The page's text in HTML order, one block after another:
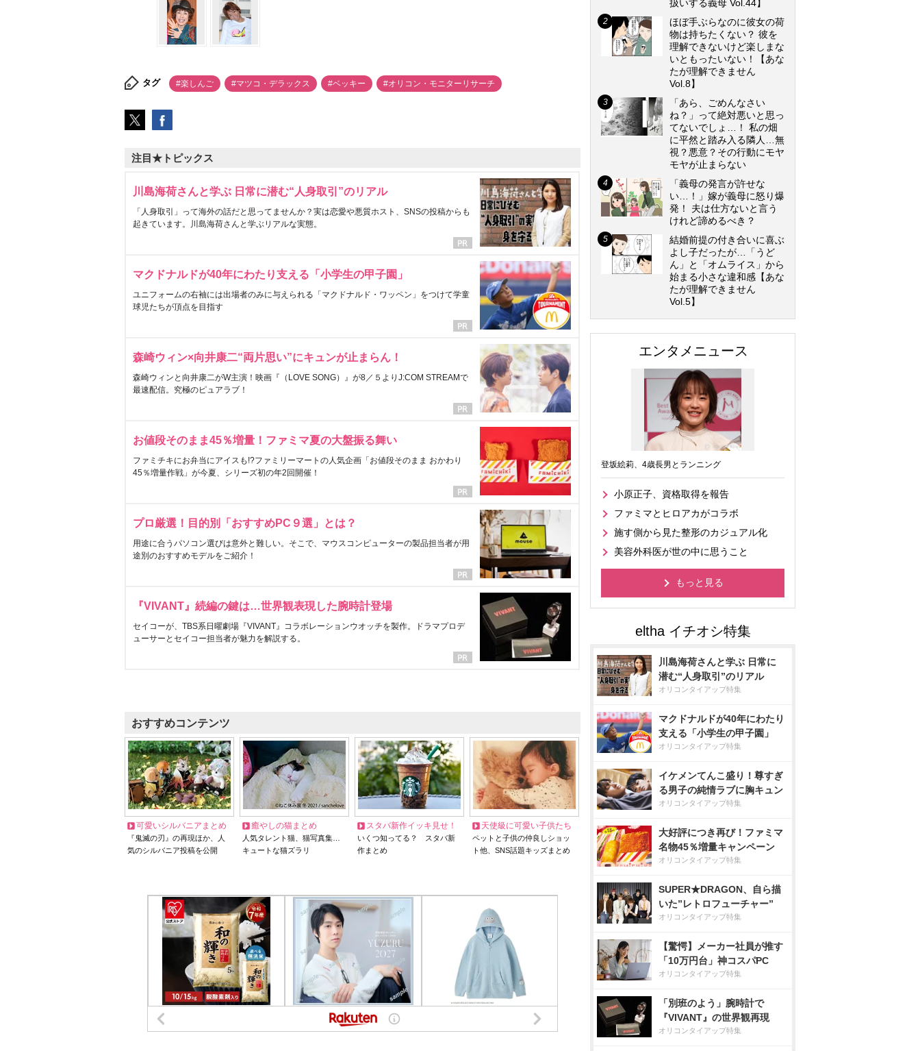
タグ #楽しんご #マツコ・デラックス #ベッキー #オリコン・モニターリサーチ
注目★トピックス
川島海荷さんと学ぶ 日常に潜む“人身取引”のリアル
「人身取引」って海外の話だと思ってませんか？実は恋愛や悪質ホスト、SNSの投稿からも
起きています。川島海荷さんと学ぶリアルな実態。
マクドナルドが40年にわたり支える「小学生の甲子園」
ユニフォームの右袖には出場者のみに与えられる「マクドナルド・ワッペン」をつけて学童
球児たちが頂点を目指す
森崎ウィン×向井康二“両片思い”にキュンが止まらん！
森崎ウィンと向井康二がW主演！映画『（LOVE SONG）』が8／５よりJ:COM STREAMで
最速配信。究極のピュアラブ！
お値段そのまま45％増量！ファミマ夏の大盤振る舞い
ファミチキにお弁当にアイスも!?ファミリーマートの人気企画「お値段そのまま おかわり
45％増量作戦」が今夏、シリーズ初の年2回開催！
プロ厳選！目的別「おすすめPC９選」とは？
用途に合うパソコン選びは意外と難しい。そこで、マウスコンピューターの製品担当者が用
途別のおすすめモデルをご紹介！
『VIVANT』続編の鍵は…世界観表現した腕時計登場
セイコーが、TBS系日曜劇場『VIVANT』コラボレーションウオッチを製作。ドラマプロデ
ューサーとセイコー担当者が魅力を解説する。
おすすめコンテンツ
可愛いシルバニアまとめ
『鬼滅の刃』の再現ほか、人
気のシルバニア投稿を公開
癒やしの猫まとめ
人気タレント猫、猫写真集…
キュートな猫ズラリ
スタバ新作イッキ見せ！
いくつ知ってる？ スタバ新
作まとめ
天使級に可愛い子供たち
ペットと子供の仲良しショッ
ト他、SNS話題キッズまとめ
扱いする義母 Vol.44】
ほぼ手ぶらなのに彼女の荷
物は持ちたくない？ 彼を
理解できないけど楽しまな
いともったいない！【あな
たが理解できません
Vol.8】
「あら、ごめんなさい
ね？」って絶対悪いと思っ
てないでしょ…！ 私の畑
に平然と踏み入る隣人…無
視？悪意？その行動にモヤ
モヤが止まらない
「義母の発言が許せな
い…！」嫁が義母に怒り爆
発！ 夫は仕方ないと言う
けれど諦めるべき？
結婚前提の付き合いに喜ぶ
よし子だったが…「うど
ん」と「オムライス」から
始まる小さな違和感【あな
たが理解できません
Vol.5】
エンタメニュース
登坂絵莉、4歳長男とランニング
小原正子、資格取得を報告
ファミマとヒロアカがコラボ
施す側から見た整形のカジュアル化
美容外科医が世の中に思うこと
もっと見る
川島海荷さんと学ぶ 日常に
潜む“人身取引”のリアル
オリコンタイアップ特集
マクドナルドが40年にわたり
支える「小学生の甲子園」
オリコンタイアップ特集
イケメンてんこ盛り！尊すぎ
る男子の純情ラブに胸キュン
オリコンタイアップ特集
大好評につき再び！ファミマ
名物45％増量キャンペーン
オリコンタイアップ特集
SUPER★DRAGON、自ら描
いた”レトロフューチャー”
オリコンタイアップ特集
【驚愕】メーカー社員が推す
「10万円台」神コスパPC
オリコンタイアップ特集
「別班のよう」腕時計で
『VIVANT』の世界観再現
オリコンタイアップ特集